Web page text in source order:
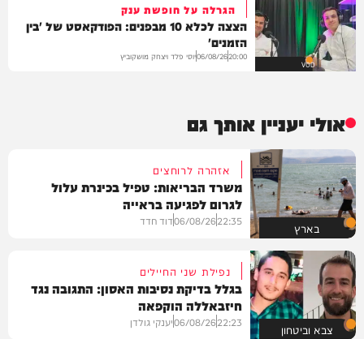
VOD
הגרלה על חופשת ענק
הצצה לכלא 10 מבפנים: הפודקאסט של 'בין
הזמנים'
20:00
06/08/26יוסי פלד ויצחק מושקוביץ
אולי יעניין אותך גם
בארץ
אזהרה לרוחצים
משרד הבריאות: טפיל בכינרת עלול
לגרום לפגיעה בראייה
22:35
06/08/26דוד חדד
צבא וביטחון
נפילת שני החיילים
בגלל בדיקת נסיבות האסון: התגובה נגד
חיזבאללה הוקפאה
22:23
06/08/26יענקי גולדן